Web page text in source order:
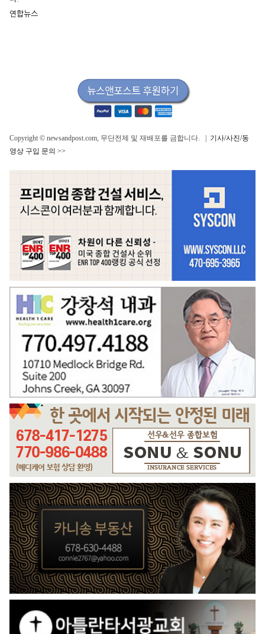
연합뉴스
Copyright © newsandpost.com, 무단전제 및 재배포를 금합니다. | 기사/사진/동
영상 구입 문의 >>